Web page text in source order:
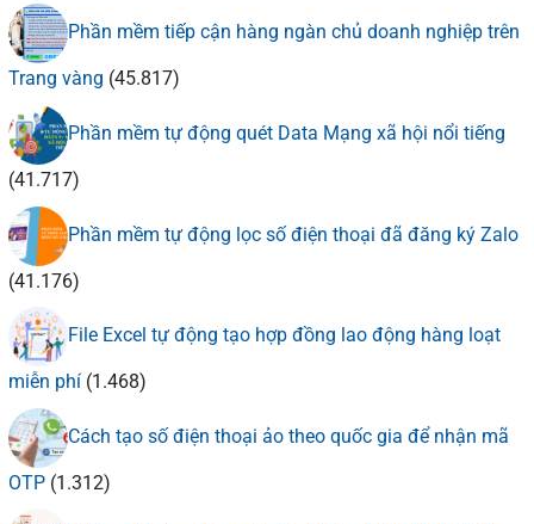
Phần mềm tiếp cận hàng ngàn chủ doanh nghiệp trên
Trang vàng (45.817)
Phần mềm tự động quét Data Mạng xã hội nổi tiếng
(41.717)
Phần mềm tự động lọc số điện thoại đã đăng ký Zalo
(41.176)
File Excel tự động tạo hợp đồng lao động hàng loạt
miễn phí (1.468)
Cách tạo số điện thoại ảo theo quốc gia để nhận mã
OTP (1.312)